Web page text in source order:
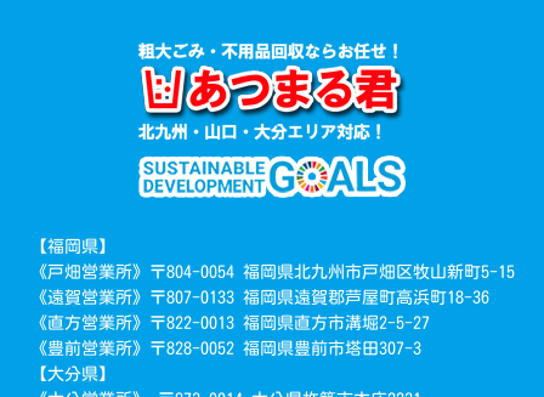
【福岡県】
《戸畑営業所》〒804-0054 福岡県北九州市戸畑区牧山新町5-15
《遠賀営業所》〒807-0133 福岡県遠賀郡芦屋町高浜町18-36
《直方営業所》〒822-0013 福岡県直方市溝堀2-5-27
《豊前営業所》〒828-0052 福岡県豊前市塔田307-3
【大分県】